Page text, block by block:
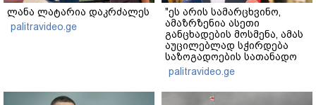
ლანა ლატარია დაკრძალეს
palitravideo.ge
"ეს არის სამარცხვინო,
ამაზრზენია ასეთი
განცხადების მოსმენა, ამას
აუცილებლად სჭირდება
საზოგადოების სათანადო
რეაქცია" - ირაკლი
კობახიძე
palitravideo.ge